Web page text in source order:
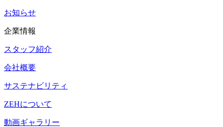
お知らせ
企業情報
スタッフ紹介
会社概要
サステナビリティ
ZEHについて
動画ギャラリー